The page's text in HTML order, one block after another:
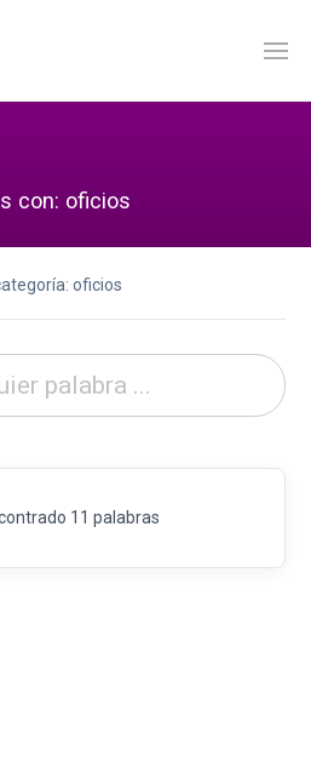
con: oficios
oficios
11 palabras